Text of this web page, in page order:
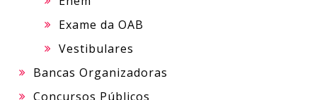
Exame da OAB
Vestibulares
Bancas Organizadoras
Concursos Públicos